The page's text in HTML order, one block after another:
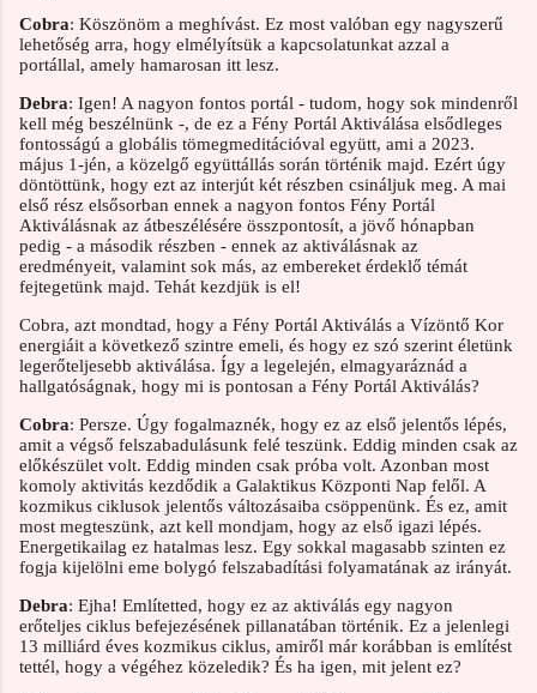
Cobra: Köszönöm a meghívást. Ez most valóban egy nagyszerű
lehetőség arra, hogy elmélyítsük a kapcsolatunkat azzal a
portállal, amely hamarosan itt lesz.
Debra: Igen! A nagyon fontos portál - tudom, hogy sok mindenről
kell még beszélnünk -, de ez a Fény Portál Aktiválása elsődleges
fontosságú a globális tömegmeditációval együtt, ami a 2023.
május 1-jén, a közelgő együttállás során történik majd. Ezért úgy
döntöttünk, hogy ezt az interjút két részben csináljuk meg. A mai
első rész elsősorban ennek a nagyon fontos Fény Portál
Aktiválásnak az átbeszélésére összpontosít, a jövő hónapban
pedig - a második részben - ennek az aktiválásnak az
eredményeit, valamint sok más, az embereket érdeklő témát
fejtegetünk majd. Tehát kezdjük is el!
Cobra, azt mondtad, hogy a Fény Portál Aktiválás a Vízöntő Kor
energiáit a következő szintre emeli, és hogy ez szó szerint életünk
legerőteljesebb aktiválása. Így a legelején, elmagyaráznád a
hallgatóságnak, hogy mi is pontosan a Fény Portál Aktiválás?
Cobra: Persze. Úgy fogalmaznék, hogy ez az első jelentős lépés,
amit a végső felszabadulásunk felé teszünk. Eddig minden csak az
előkészület volt. Eddig minden csak próba volt. Azonban most
komoly aktivitás kezdődik a Galaktikus Központi Nap felől. A
kozmikus ciklusok jelentős változásaiba csöppenünk. És ez, amit
most megteszünk, azt kell mondjam, hogy az első igazi lépés.
Energetikailag ez hatalmas lesz. Egy sokkal magasabb szinten ez
fogja kijelölni eme bolygó felszabadítási folyamatának az irányát.
Debra: Ejha! Említetted, hogy ez az aktiválás egy nagyon
erőteljes ciklus befejezésének pillanatában történik. Ez a jelenlegi
13 milliárd éves kozmikus ciklus, amiről már korábban is említést
tettél, hogy a végéhez közeledik? És ha igen, mit jelent ez?